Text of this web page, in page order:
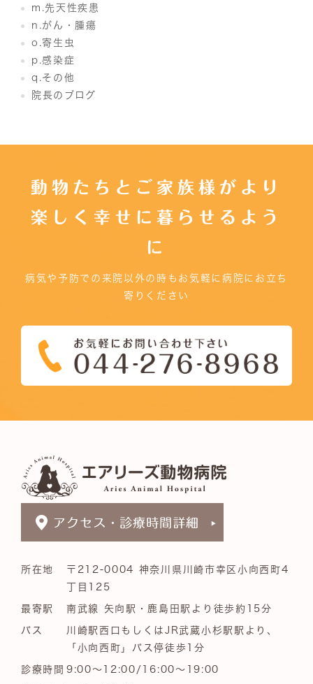
m.先天性疾患
n.がん・腫瘍
o.寄生虫
p.感染症
q.その他
院長のブログ
動物たちとご家族様がより
楽しく幸せに暮らせるよう
に
病気や予防での来院以外の時もお気軽に病院にお立ち
寄りください
所在地
〒212-0004 神奈川県川崎市幸区小向西町4
丁目125
最寄駅 南武線 矢向駅・鹿島田駅より徒歩約15分
バス
川崎駅西口もしくはJR武蔵小杉駅駅より、
「小向西町」バス停徒歩1分
診療時間 9:00～12:00/16:00～19:00